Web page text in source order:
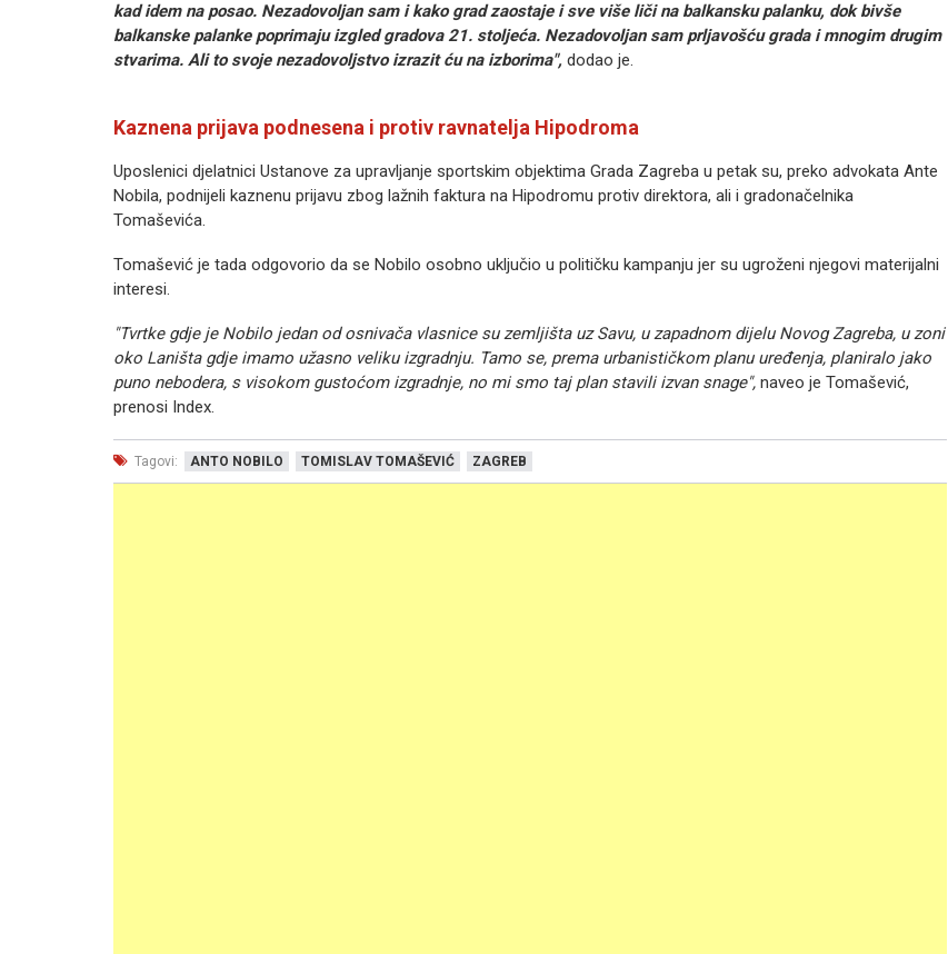
kad idem na posao. Nezadovoljan sam i kako grad zaostaje i sve više liči na balkansku palanku, dok bivše
balkanske palanke poprimaju izgled gradova 21. stoljeća. Nezadovoljan sam prljavošću grada i mnogim drugim
stvarima. Ali to svoje nezadovoljstvo izrazit ću na izborima", dodao je.
Kaznena prijava podnesena i protiv ravnatelja Hipodroma
Uposlenici djelatnici Ustanove za upravljanje sportskim objektima Grada Zagreba u petak su, preko advokata Ante
Nobila, podnijeli kaznenu prijavu zbog lažnih faktura na Hipodromu protiv direktora, ali i gradonačelnika
Tomaševića.
Tomašević je tada odgovorio da se Nobilo osobno uključio u političku kampanju jer su ugroženi njegovi materijalni
interesi.
"Tvrtke gdje je Nobilo jedan od osnivača vlasnice su zemljišta uz Savu, u zapadnom dijelu Novog Zagreba, u zoni
oko Laništa gdje imamo užasno veliku izgradnju. Tamo se, prema urbanističkom planu uređenja, planiralo jako
puno nebodera, s visokom gustoćom izgradnje, no mi smo taj plan stavili izvan snage", naveo je Tomašević,
prenosi Index.
Tagovi: ANTO NOBILO TOMISLAV TOMAŠEVIĆ ZAGREB